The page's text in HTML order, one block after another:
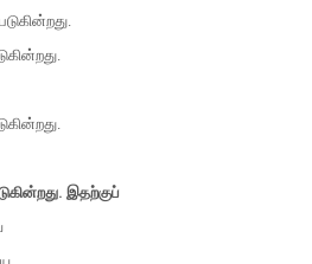
இதற்குப்